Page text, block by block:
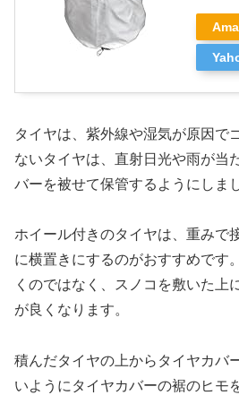
タイヤは、紫外線や湿気が原因で
ないタイヤは、直射日光や雨が当
バーを被せて保管するようにしま
ホイール付きのタイヤは、重みで
に横置きにするのがおすすめです
くのではなく、スノコを敷いた上
が良くなります。
積んだタイヤの上からタイヤカバ
いようにタイヤカバーの裾のヒモ